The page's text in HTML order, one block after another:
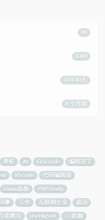
40
1309
10年43天
4 个月前
养虾 AI Fira code
编程连字
VScode
代码编辑器
Linux面板
PHPStudy
事 工作 互联网企业
裁员
度爬虫 UserAgent
CC防御